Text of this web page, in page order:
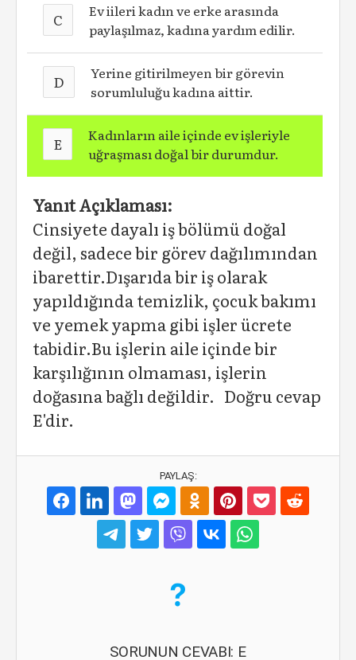
C
Ev iileri kadın ve erke arasında
paylaşılmaz, kadına yardım edilir.
D
Yerine gitirilmeyen bir görevin
sorumluluğu kadına aittir.
E
Kadınların aile içinde ev işleriyle
uğraşması doğal bir durumdur.
Yanıt Açıklaması:
Cinsiyete dayalı iş bölümü doğal
değil, sadece bir görev dağılımından
ibarettir.Dışarıda bir iş olarak
yapıldığında temizlik, çocuk bakımı
ve yemek yapma gibi işler ücrete
tabidir.Bu işlerin aile içinde bir
karşılığının olmaması, işlerin
doğasına bağlı değildir. Doğru cevap
E'dir.
PAYLAŞ:
SORUNUN CEVABI: E